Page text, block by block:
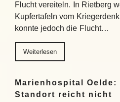
Flucht vereiteln. In Rietberg
Kupfertafeln vom
konnte jedoch die Flucht…
Weiterlesen
Marienhospital
Standort reicht nicht